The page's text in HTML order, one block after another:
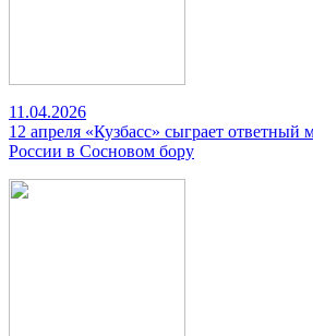
11.04.2026
12 апреля «Кузбасс» сыграет ответный
России в Сосновом бору